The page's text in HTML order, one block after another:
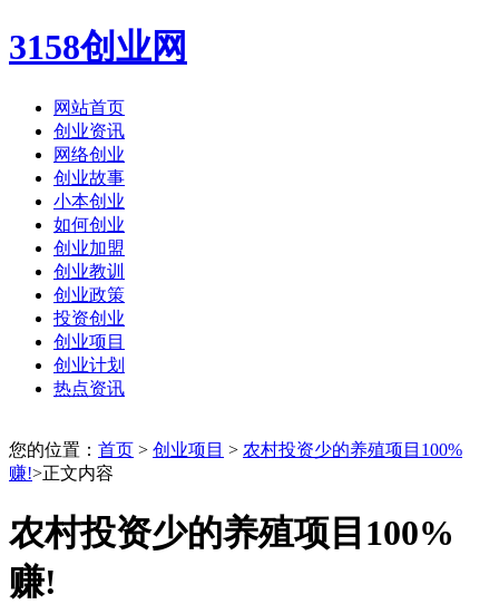
3158创业网
网站首页
创业资讯
网络创业
创业故事
小本创业
如何创业
创业加盟
创业教训
创业政策
投资创业
创业项目
创业计划
热点资讯
您的位置： 首页 > 创业项目 > 农村投资少的养殖项目100%
赚!>正文内容
农村投资少的养殖项目100%
赚!